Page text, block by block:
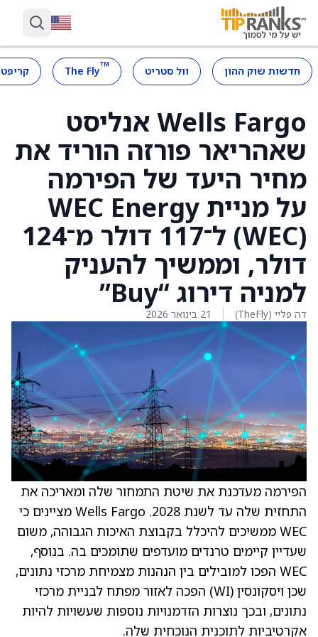
חדשות שוק ההון וול סטריט ™
The Fly
Wells Fargo אנליסט
שאהריאר פורזה הוריד את
מחיר היעד של הפירמה
על מניית WEC Energy
‏(WEC) ל־117 דולר מ־124
דולר, וממשיך להעניק
למניה דירוג “Buy”
דה פליי (TheFly) 21 בינואר 2026
הפירמה מעדכנת את שיטת התמחור שלה ומאריכה את
התחזית שלה עד לשנת 2028. Wells Fargo מציינים כי
WEC ממשיכים להיכלל בקבוצת האיכות הגבוהה, משום
שעדיין קיימים טרנדים מועדפים שתומכים בה. בנוסף,
WEC הפכו למובילים בין הנהנות מצמיחת מרכזי נתונים,
שכן ויסקונסין ‏(WI) הפכה לאזור מפתח לבניית מרכזי
נתונים, ובכך נוצרות הזדמנויות נוספות שעשויות להיות
אקרטיביות לתוכנית הנוכחית שלה.